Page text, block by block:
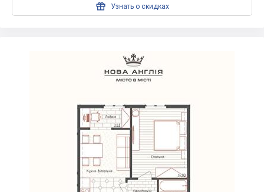
 Узнать о скидках